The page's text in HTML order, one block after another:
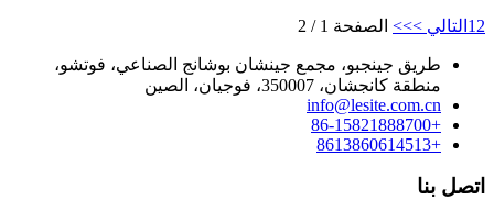
1 2 التالي >>> الصفحة 1 / 2
طريق جينجبو، مجمع جينشان بوشانج الصناعي، فوتشو،
منطقة كانجشان، 350007، فوجيان، الصين
info@lesite.com.cn
+86-15821888700
+8613860614513
اتصل بنا